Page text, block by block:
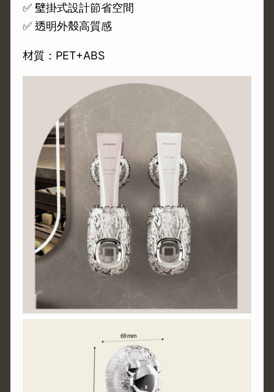
✅ 壁掛式設計節省空間
✅ 透明外殼高質感
材質：PET+ABS